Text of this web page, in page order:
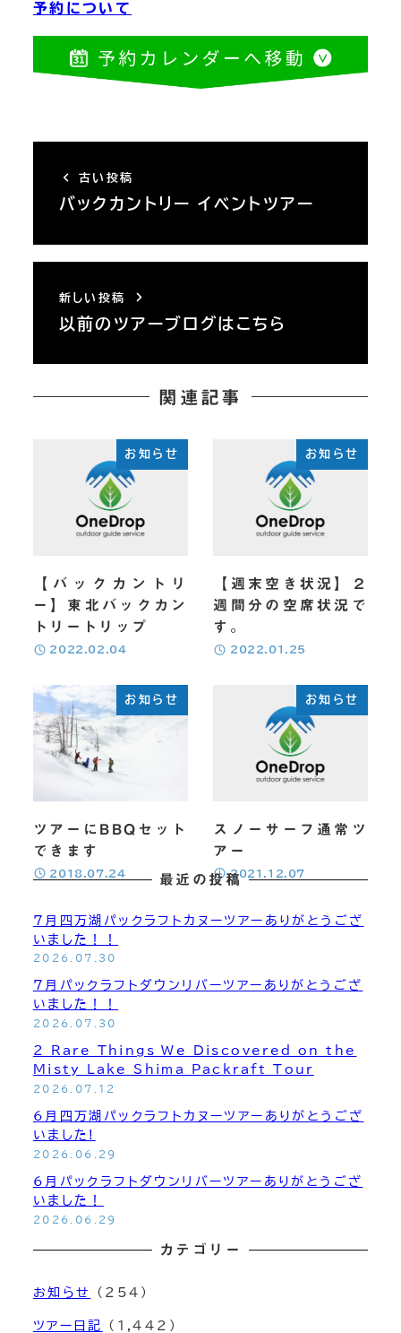
予約について
古い投稿
バックカントリー イベントツアー
新しい投稿
以前のツアーブログはこちら
関連記事
お知らせ
【バックカントリ
ー】東北バックカン
トリートリップ
投稿日
2022.02.04
お知らせ
【週末空き状況】２
週間分の空席状況で
す。
投稿日
2022.01.25
お知らせ
ツアーにBBQセット
できます
投稿日
2018.07.24
お知らせ
スノーサーフ通常ツ
アー
投稿日
2021.12.07
最近の投稿
7月四万湖パックラフトカヌーツアーありがとうござ
いました！！
2026.07.30
7月パックラフトダウンリバーツアーありがとうござ
いました！！
2026.07.30
2 Rare Things We Discovered on the
Misty Lake Shima Packraft Tour
2026.07.12
6月四万湖パックラフトカヌーツアーありがとうござ
いました!
2026.06.29
6月パックラフトダウンリバーツアーありがとうござ
いました！
2026.06.29
カテゴリー
お知らせ (254)
ツアー日記 (1,442)